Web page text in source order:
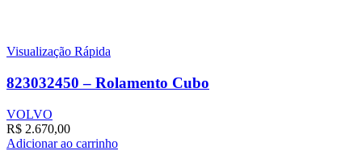
Visualização Rápida
823032450 – Rolamento Cubo
VOLVO
R$ 2.670,00
Adicionar ao carrinho